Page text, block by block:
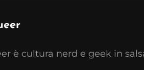
è cultura nerd e geek in